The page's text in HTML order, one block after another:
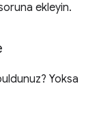
ekleyin.
Yoksa